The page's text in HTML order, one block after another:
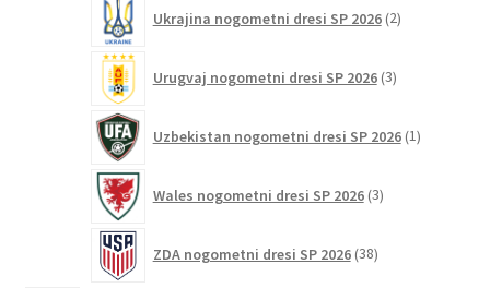
Ukrajina nogometni dresi SP 2026 2izdelka
Urugvaj nogometni dresi SP 2026 3izdelki
Uzbekistan nogometni dresi SP 2026 1izdelek
Wales nogometni dresi SP 2026 3izdelki
ZDA nogometni dresi SP 2026 38izdelkov